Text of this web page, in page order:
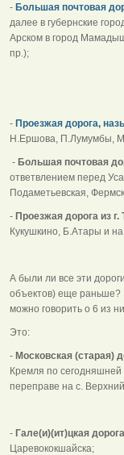
- Большая почтовая
далее в губернские
Арском в город
пр.);
- Проезжая дорога,
Н.Ершова, П.Лумумбы,
- Большая почтовая
ответвлением перед
Подаметьевская,
- Проезжая дорога из
Кукушкино, Б.Атары и
А были ли все эти
объектов) еще раньше?
можно говорить о 6 из
Это:
- Московская (старая)
Кремля по
переправе на с.
- Гале(и)(ит)цкая дорога
Царевококшайска;